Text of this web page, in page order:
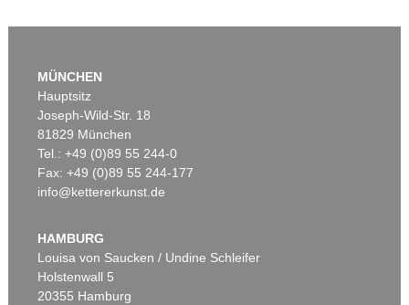
MÜNCHEN
Hauptsitz
Joseph-Wild-Str. 18
81829 München
Tel.: +49 (0)89 55 244-0
Fax: +49 (0)89 55 244-177
info@kettererkunst.de
HAMBURG
Louisa von Saucken / Undine Schleifer
Holstenwall 5
20355 Hamburg